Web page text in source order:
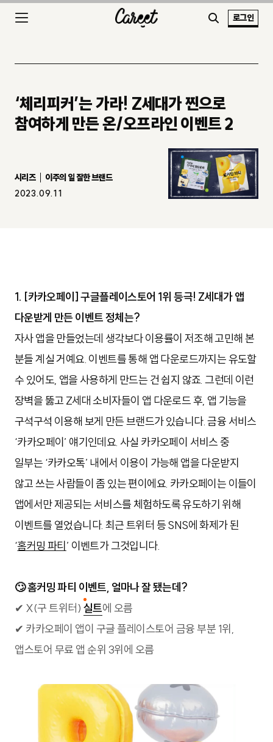
로그인
‘체리피커’는 가라! Z세대가 찐으로
참여하게 만든 온/오프라인 이벤트 2
시리즈
이주의 일 잘한 브랜드
2023.09.11
1. [카카오페이] 구글플레이스토어 1위 등극! Z세대가 앱
다운받게 만든 이벤트 정체는?
자사 앱을 만들었는데 생각보다 이용률이 저조해 고민해 본
분들 계실 거예요. 이벤트를 통해 앱 다운로드까지는 유도할
수 있어도, 앱을 사용하게 만드는 건 쉽지 않죠. 그런데 이런
장벽을 뚫고 Z세대 소비자들이 앱 다운로드 후, 앱 기능을
구석구석 이용해 보게 만든 브랜드가 있습니다. 금융 서비스
‘카카오페이’ 얘기인데요. 사실 카카오페이 서비스 중
일부는 ‘카카오톡’ 내에서 이용이 가능해 앱을 다운받지
않고 쓰는 사람들이 좀 있는 편이에요. 카카오페이는 이들이
앱에서만 제공되는 서비스를 체험하도록 유도하기 위해
이벤트를 열었습니다. 최근 트위터 등 SNS에 화제가 된
‘홈커밍 파티’ 이벤트가 그것입니다.
🙄 홈커밍 파티 이벤트, 얼마나 잘 됐는데?
✔ X(구 트위터) 실트에 오름
✔ 카카오페이 앱이 구글 플레이스토어 금융 부분 1위,
앱스토어 무료 앱 순위 3위에 오름